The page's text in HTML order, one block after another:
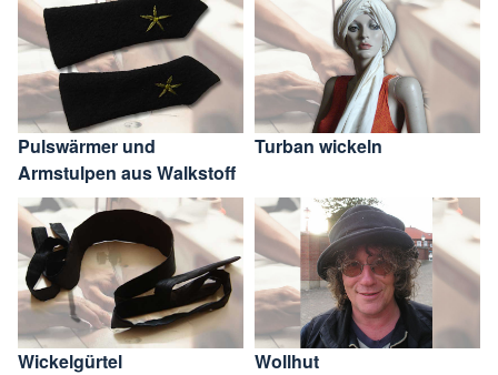
Pulswärmer und
Armstulpen aus Walkstoff
Turban wickeln
Wickelgürtel Wollhut